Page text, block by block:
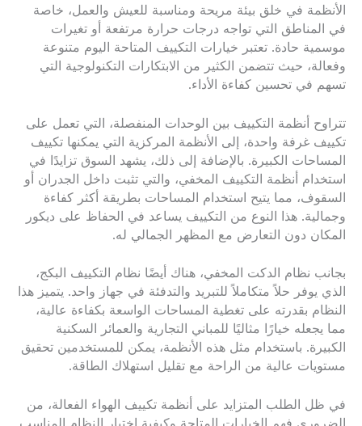
الأنظمة في خلق بيئة مريحة ومناسبة للعيش والعمل، خاصة
في المناطق التي تواجه درجات حرارة مرتفعة أو تغيرات
موسمية حادة. تعتبر خيارات التكييف المتاحة اليوم متنوعة
وفعالة، حيث تتضمن الكثير من الابتكارات التكنولوجية التي
تسهم في تحسين كفاءة الأداء.
تتراوح أنظمة التكييف بين الوحدات المنفصلة، التي تعمل على
تكييف غرفة واحدة، إلى الأنظمة المركزية التي يمكنها تكييف
المساحات الكبيرة. بالإضافة إلى ذلك، يشهد السوق تزايدًا في
استخدام أنظمة التكييف المخفي، والتي تثبت داخل الجدران أو
السقوف، مما يتيح استخدام المساحات بطريقة أكثر كفاءة
وجمالية. هذا النوع من التكييف يساعد في الحفاظ على ديكور
المكان دون التعارض مع المظهر الجمالي له.
بجانب نظام الدكت المخفي، هناك أيضًا نظام التكييف البكج،
الذي يوفر حلاً متكاملاً للتبريد والتدفئة في جهاز واحد. يتميز هذا
النظام بقدرته على تغطية المساحات الواسعة بكفاءة عالية،
مما يجعله خيارًا مثاليًا للمباني التجارية والعمائر السكنية
الكبيرة. باستخدام مثل هذه الأنظمة، يمكن للمستخدمين تحقيق
مستويات عالية من الراحة مع تقليل استهلاك الطاقة.
في ظل الطلب المتزايد على أنظمة تكييف الهواء الفعالة، من